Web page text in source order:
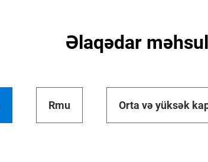
Əlaqədar
Rmu Orta və yüksək